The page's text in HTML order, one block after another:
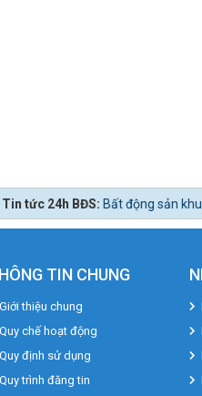
sản khu Nam nóng dần theo lộ
TIN CHUNG
Giới thiệu chung
Quy chế hoạt động
Quy định sử dụng
Quy trình đăng tin